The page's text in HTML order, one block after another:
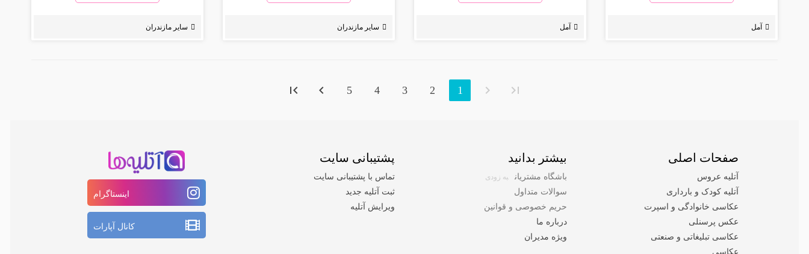
آمل آمل سایر مازندران سایر مازندران
1
2
3
4
5
صفحات اصلی
آتلیه عروس
آتلیه کودک و بارداری
عکاسی خانوادگی و اسپرت
عکس پرسنلی
عکاسی تبلیغاتی و صنعتی
عکاسی
بیشتر بدانید
باشگاه مشتریان به زودی
سوالات متداول
حریم خصوصی و قوانین
درباره ما
ویژه مدیران
پشتیبانی سایت
تماس با پشتیبانی سایت
ثبت آتلیه جدید
ویرایش آتلیه
اینستاگرام
کانال آپارات